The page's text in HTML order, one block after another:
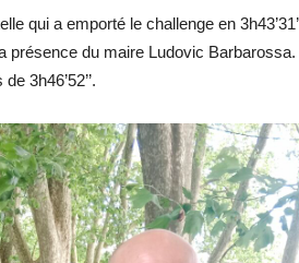
qui a emporté le challenge en
présence du maire Ludovic
3h46’52’’.